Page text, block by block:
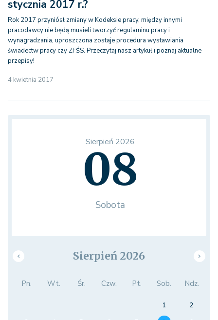
stycznia 2017 r.?
Rok 2017 przyniósł zmiany w Kodeksie pracy, między innymi
pracodawcy nie będą musieli tworzyć regulaminu pracy i
wynagradzania, uproszczona zostaje procedura wystawiania
świadectw pracy czy ZFŚS. Przeczytaj nasz artykuł i poznaj aktualne
przepisy!
4 kwietnia 2017
Sierpień 2026
08
Sobota
Sierpień 2026
Pn. Wt. Śr. Czw. Pt. Sob. Ndz.
1
2